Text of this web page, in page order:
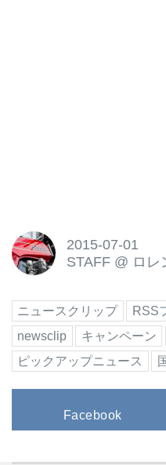
2015-07-01
STAFF @ ロレ
ニュースクリップ
RSS
newsclip
キャンペーン
ピックアップニュース
Facebook